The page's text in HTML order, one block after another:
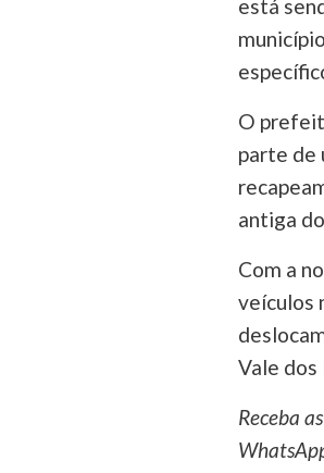
está
O
parte de
antiga
Com a
veículos
Vale dos
Receba